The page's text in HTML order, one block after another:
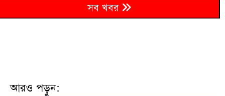
৬ স্থানীয় সরকার নির্বাচনে পোস্টার নিষিদ্ধের সিদ্ধান্ত
কেউই পাস করেনি
সব খবর
আরও পড়ুন: